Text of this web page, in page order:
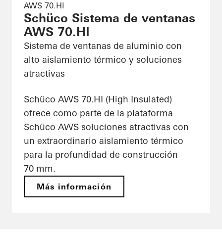
AWS 70.HI
Schüco Sistema de ventanas
AWS 70.HI
Sistema de ventanas de aluminio con
alto aislamiento térmico y soluciones
atractivas
Schüco AWS 70.HI (High Insulated)
ofrece como parte de la plataforma
Schüco AWS soluciones atractivas con
un extraordinario aislamiento térmico
para la profundidad de construcción
70 mm.
Más información